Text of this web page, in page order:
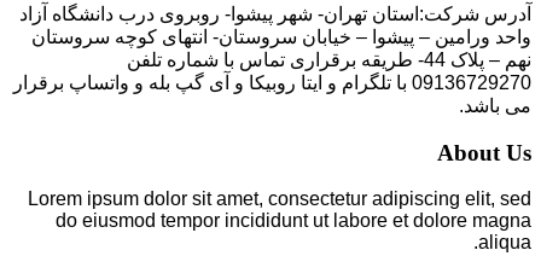
آدرس شرکت:استان تهران- شهر پیشوا- روبروی درب دانشگاه آزاد
واحد ورامین – پیشوا – خیابان سروستان- انتهای کوچه سروستان
نهم – پلاک 44- طریقه برقراری تماس با شماره تلفن
09136729270 با تلگرام و ایتا روبیکا و آی گپ بله و واتساپ برقرار
می باشد.
About Us
Lorem ipsum dolor sit amet, consectetur adipiscing elit, sed
do eiusmod tempor incididunt ut labore et dolore magna
aliqua.